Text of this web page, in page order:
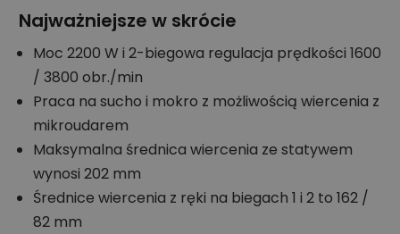
Najważniejsze w skrócie
Moc 2200 W i 2-biegowa regulacja prędkości 1600
/ 3800 obr./min
Praca na sucho i mokro z możliwością wiercenia z
mikroudarem
Maksymalna średnica wiercenia ze statywem
wynosi 202 mm
Średnice wiercenia z ręki na biegach 1 i 2 to 162 /
82 mm